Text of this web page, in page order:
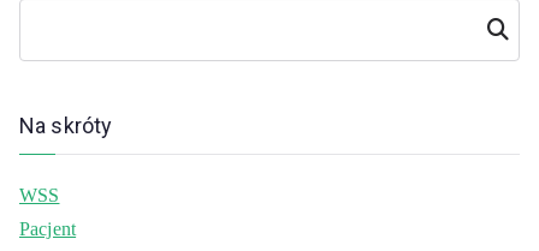
Szukaj
Na skróty
WSS
Pacjent